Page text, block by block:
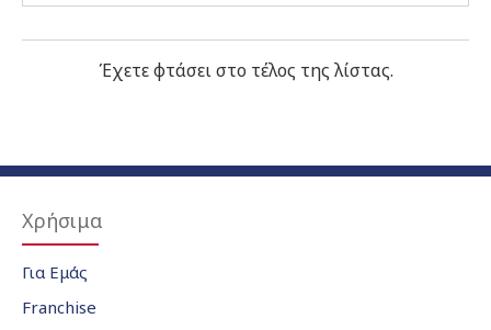
Έχετε φτάσει στο τέλος της λίστας.
Χρήσιμα
Για Εμάς
Franchise